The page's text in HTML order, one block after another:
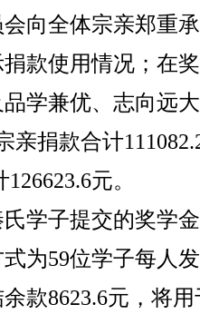
向全体宗亲郑重
款使用情况；在
学兼优、志向远
亲捐款合计
元。
氏学子提交的奖学
为59位学子每人
款8623.6元，将